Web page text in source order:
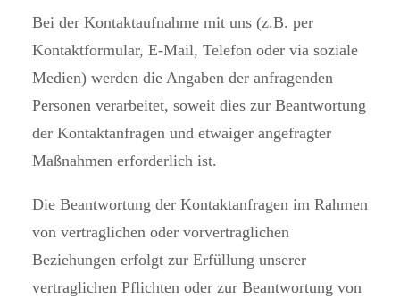
Bei der Kontaktaufnahme mit uns (z.B. per
Kontaktformular, E-Mail, Telefon oder via soziale
Medien) werden die Angaben der anfragenden
Personen verarbeitet, soweit dies zur Beantwortung
der Kontaktanfragen und etwaiger angefragter
Maßnahmen erforderlich ist.
Die Beantwortung der Kontaktanfragen im Rahmen
von vertraglichen oder vorvertraglichen
Beziehungen erfolgt zur Erfüllung unserer
vertraglichen Pflichten oder zur Beantwortung von